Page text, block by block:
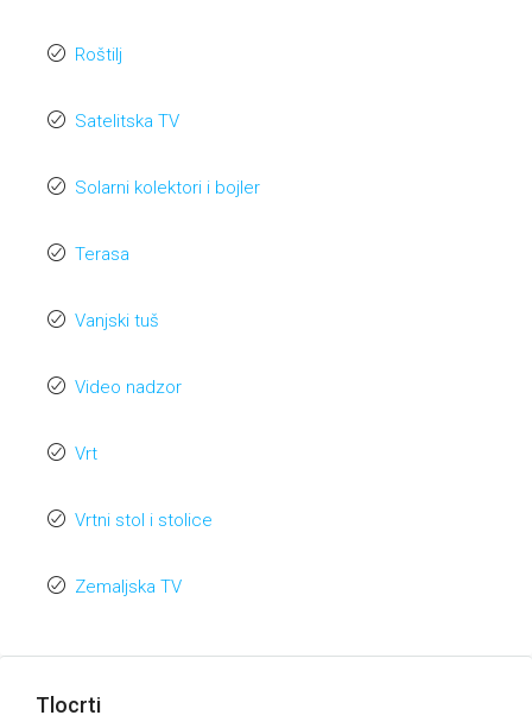
Roštilj
Satelitska TV
Solarni kolektori i bojler
Terasa
Vanjski tuš
Video nadzor
Vrt
Vrtni stol i stolice
Zemaljska TV
Tlocrti